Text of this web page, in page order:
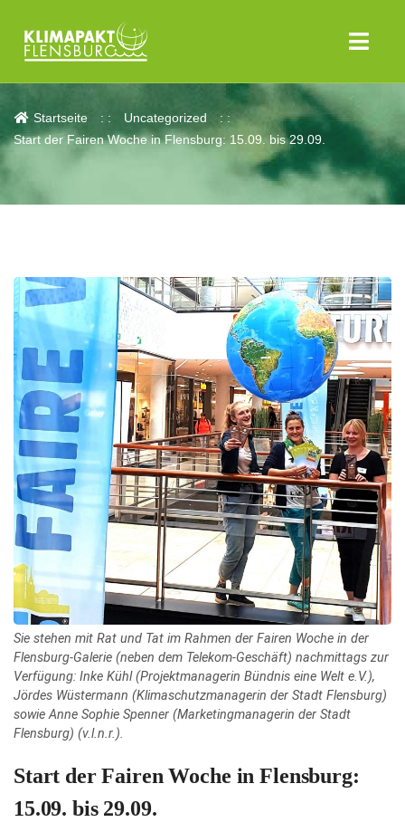
Aktuelles
Startseite
Uncategorized
Start der Fairen Woche in Flensburg: 15.09. bis 29.09.
Sie stehen mit Rat und Tat im Rahmen der Fairen Woche in der
Flensburg-Galerie (neben dem Telekom-Geschäft) nachmittags zur
Verfügung: Inke Kühl (Projektmanagerin Bündnis eine Welt e.V.),
Jördes Wüstermann (Klimaschutzmanagerin der Stadt Flensburg)
sowie Anne Sophie Spenner (Marketingmanagerin der Stadt
Flensburg) (v.l.n.r.).
Start der Fairen Woche in Flensburg:
15.09. bis 29.09.